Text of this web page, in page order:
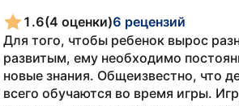
1.6(4 оценки)6 рецензий
Для того, чтобы ребенок вырос
развитым, ему необходимо
новые знания. Общеизвестно, что
всего обучаются во время игры.